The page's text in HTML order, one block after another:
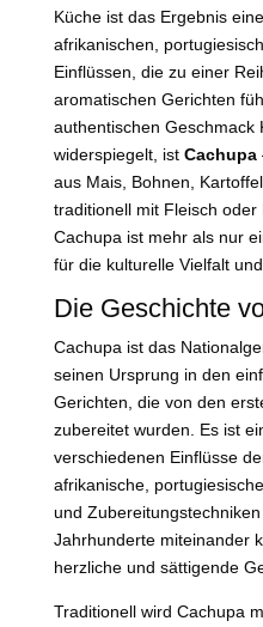
Küche ist das Ergebnis
afrikanischen,
Einflüssen, die zu einer
aromatischen Gerichten
authentischen Geschmack
widerspiegelt, ist Cachupa
aus Mais, Bohnen,
traditionell mit Fleisch oder
Cachupa ist mehr als nur
für die kulturelle Vielfalt
Die Geschichte
Cachupa ist das
seinen Ursprung in den
Gerichten, die von den
zubereitet wurden. Es ist
verschiedenen Einflüsse
afrikanische,
und
Jahrhunderte miteinander
herzliche und sättigende
Traditionell wird Cachupa